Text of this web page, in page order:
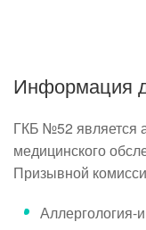
Информация
ГКБ №52 является
медицинского
Призывной
Аллергология-